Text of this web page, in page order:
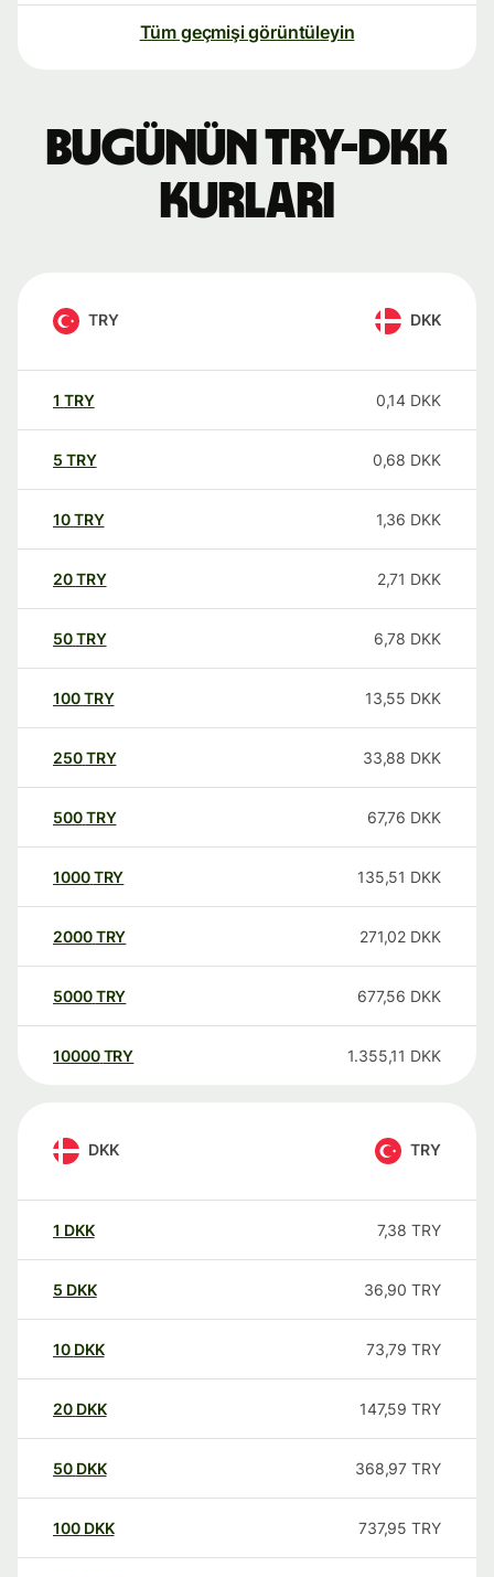
Tüm geçmişi görüntüleyin
Bugünün TRY-DKK
kurları
TRY DKK
1 TRY 0,14 DKK
5 TRY 0,68 DKK
10TRY 1,36 DKK
20TRY 2,71 DKK
50TRY 6,78 DKK
100TRY 13,55 DKK
250TRY 33,88 DKK
500TRY 67,76 DKK
1000TRY 135,51 DKK
2000TRY 271,02 DKK
5000TRY 677,56 DKK
10000 TRY 1.355,11 DKK
DKK TRY
1 DKK 7,38 TRY
5 DKK 36,90 TRY
10 DKK 73,79 TRY
20 DKK 147,59 TRY
50 DKK 368,97 TRY
100 DKK 737,95 TRY